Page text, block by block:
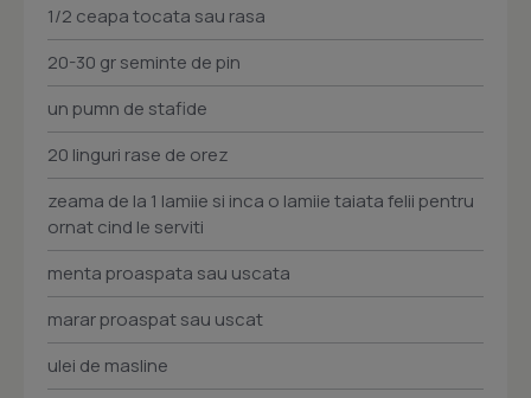
1/2 ceapa tocata sau rasa
20-30 gr seminte de pin
un pumn de stafide
20 linguri rase de orez
zeama de la 1 lamiie si inca o lamiie taiata felii pentru
ornat cind le serviti
menta proaspata sau uscata
marar proaspat sau uscat
ulei de masline